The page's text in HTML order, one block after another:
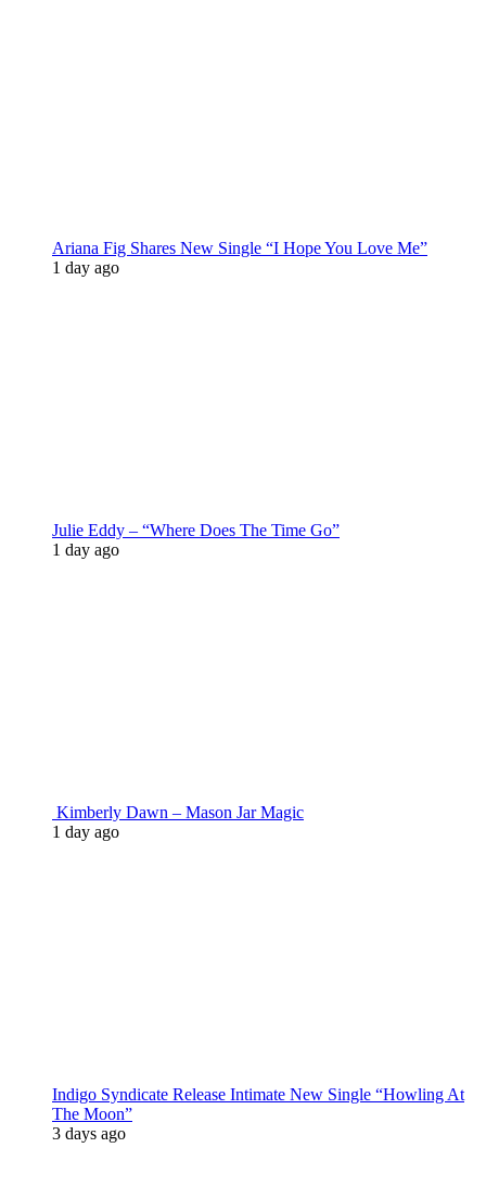
Ariana Fig Shares New Single “I Hope You Love Me”
1 day ago
Julie Eddy – “Where Does The Time Go”
1 day ago
Kimberly Dawn – Mason Jar Magic
1 day ago
Indigo Syndicate Release Intimate New Single “Howling At
The Moon”
3 days ago